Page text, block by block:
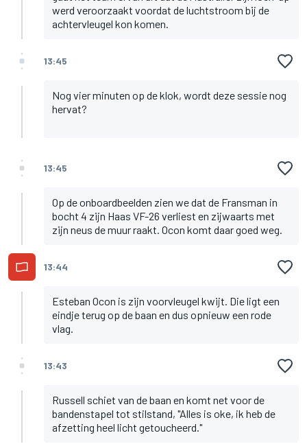
werd veroorzaakt voordat de luchtstroom bij de
achtervleugel kon komen.
13:45
Nog vier minuten op de klok, wordt deze sessie nog
hervat?
13:45
Op de onboardbeelden zien we dat de Fransman in
bocht 4 zijn Haas VF-26 verliest en zijwaarts met
zijn neus de muur raakt. Ocon komt daar goed weg.
13:44
Esteban Ocon is zijn voorvleugel kwijt. Die ligt een
eindje terug op de baan en dus opnieuw een rode
vlag.
13:43
Russell schiet van de baan en komt net voor de
bandenstapel tot stilstand, "Alles is oke, ik heb de
afzetting heel licht getoucheerd."